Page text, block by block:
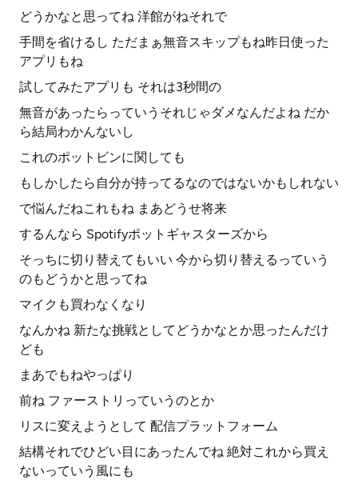
どうかなと思ってね 洋館がねそれで
手間を省けるし ただまぁ無音スキップもね昨日使った
アプリもね
試してみたアプリも それは3秒間の
無音があったらっていうそれじゃダメなんだよね だか
ら結局わかんないし
これのポットビンに関しても
もしかしたら自分が持ってるなのではないかもしれない
で悩んだねこれもね まあどうせ将来
するんなら Spotifyポットギャスターズから
そっちに切り替えてもいい 今から切り替えるっていう
のもどうかと思ってね
マイクも買わなくなり
なんかね 新たな挑戦としてどうかなとか思ったんだけ
ども
まあでもねやっぱり
前ね ファーストリっていうのとか
リスに変えようとして 配信プラットフォーム
結構それでひどい目にあったんでね 絶対これから買え
ないっていう風にも